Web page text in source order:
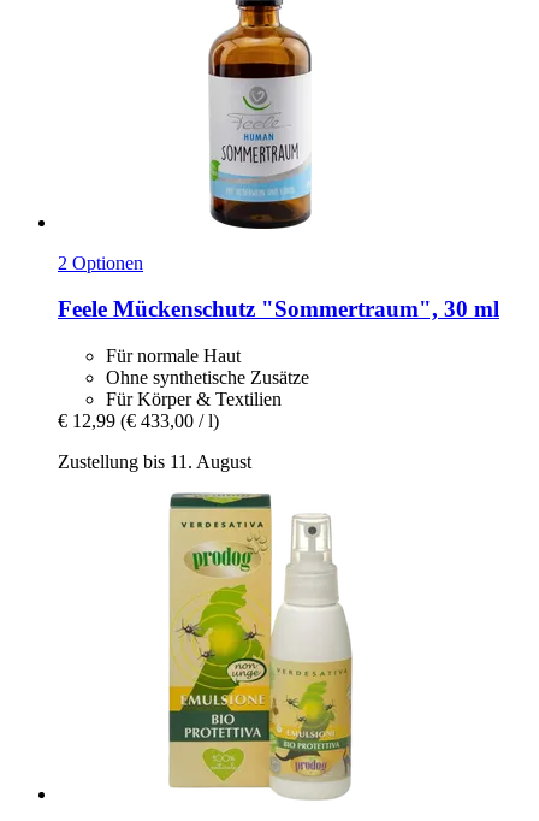
2 Optionen
Feele Mückenschutz "Sommertraum", 30 ml
Für normale Haut
Ohne synthetische Zusätze
Für Körper & Textilien
€ 12,99 (€ 433,00 / l)
Zustellung bis 11. August